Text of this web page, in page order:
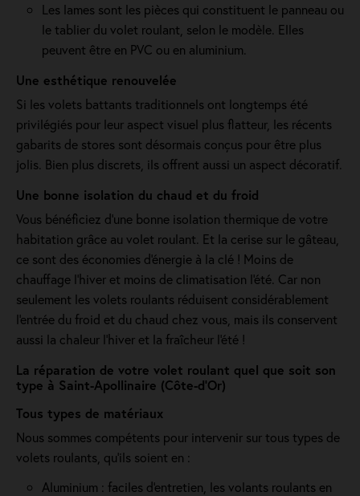
Les lames sont les pièces qui constituent le panneau ou
le tablier du volet roulant, selon le modèle. Elles
peuvent être en PVC ou en aluminium.
Une esthétique renouvelée
Si les volets battants traditionnels ont longtemps été
privilégiés pour leur aspect visuel plus flatteur, les récents
gabarits de stores sont désormais conçus pour être plus
jolis. Bien plus discrets, ils offrent aussi un aspect décoratif.
Une bonne isolation du chaud et du froid
Vous bénéficiez d'une bonne isolation thermique de votre
habitation grâce au volet roulant. Et la cerise sur le gâteau,
ce sont des économies d'énergie à la clé ! Moins de
chauffage l'hiver et moins de climatisation l'été. Car non
seulement les volets roulants réduisent considérablement
l'entrée du froid et du chaud chez vous, mais ils conservent
aussi la chaleur l'hiver et la fraîcheur l'été !
La réparation de votre volet roulant quel que soit son
type à Saint-Apollinaire (Côte-d'Or)
Tous types de matériaux
Nous sommes compétents pour intervenir sur tous types de
volets roulants, qu'ils soient en :
Aluminium : faciles d'entretien, les volants roulants en